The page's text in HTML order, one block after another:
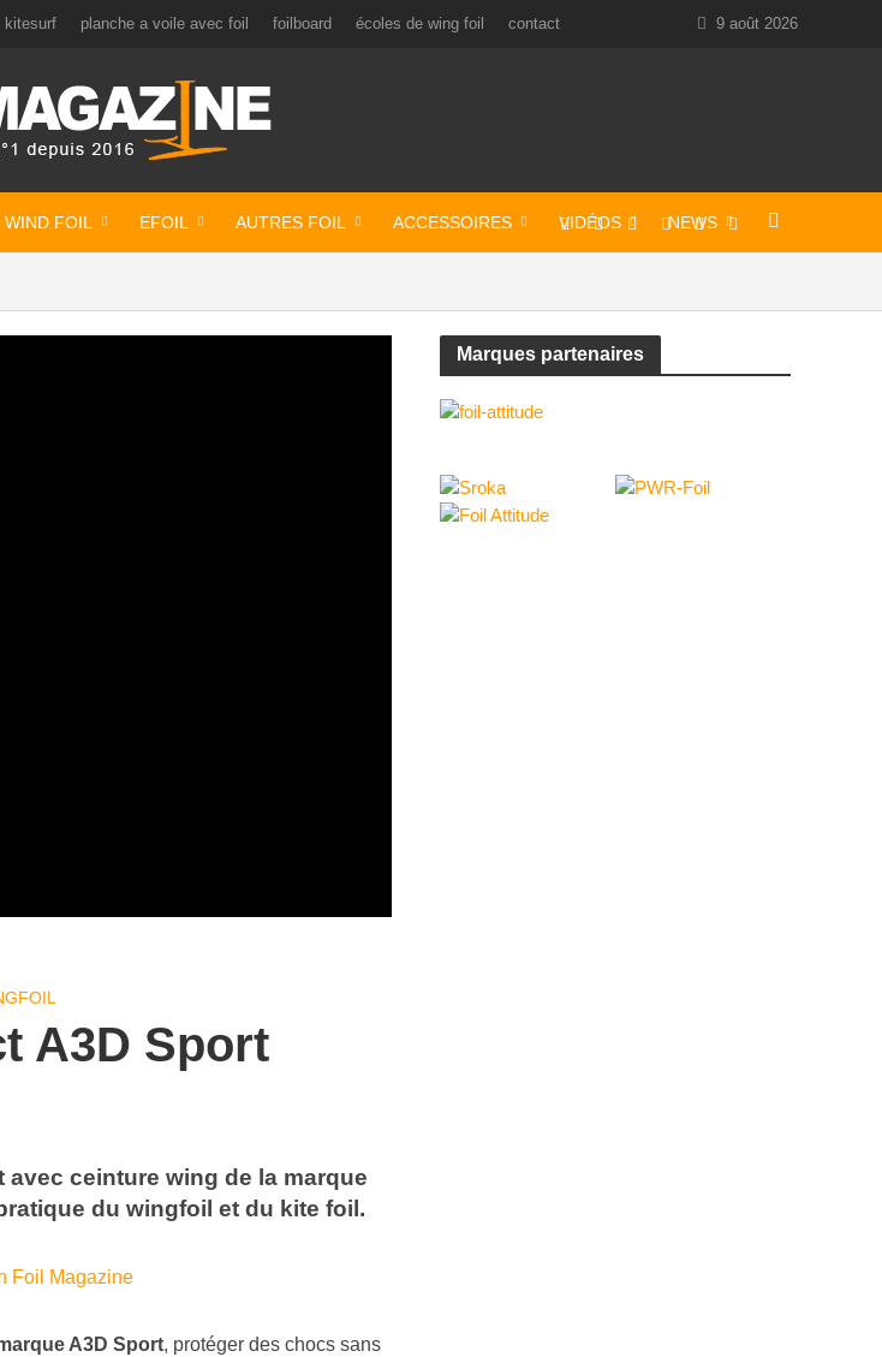
kitesurf planche a voile avec foil foilboard écoles de wing foil contact 9 août 2026
WIND FOIL EFOIL AUTRES FOIL ACCESSOIRES VIDÉOS NEWS
A3D Sport
avec ceinture wing de la marque
du wingfoil et du kite foil.
A3D Sport, protéger des chocs sans
Marques partenaires